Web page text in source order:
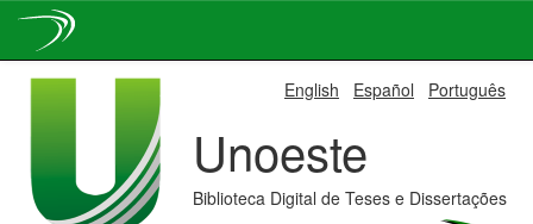
English Español Português
Unoeste
Biblioteca Digital de Teses e Dissertações